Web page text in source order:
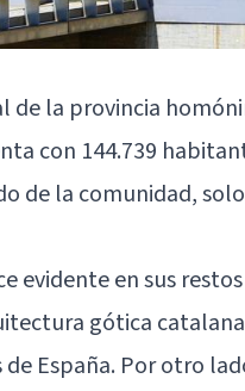
de la provincia
con 144.739
de la comunidad,
evidente en sus
gótica
España. Por otro